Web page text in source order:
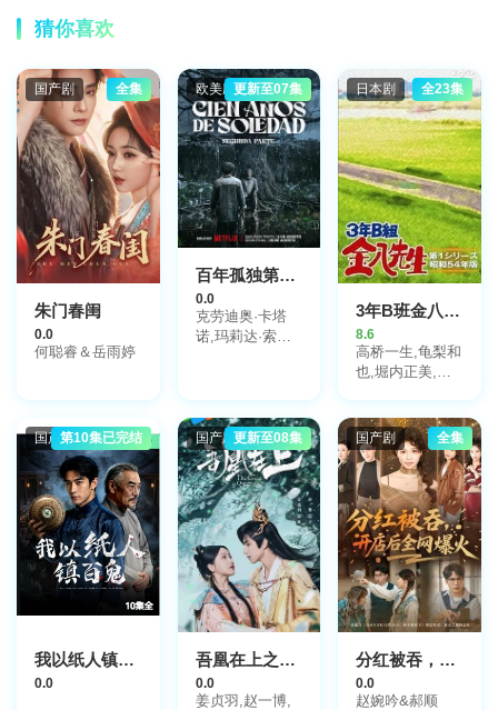
猜你喜欢
国产剧 全集
朱门春闺
0.0
何聪睿＆岳雨婷
欧美剧更新至07集
百年孤独第二季
0.0
克劳迪奥·卡塔
诺,玛莉达·索托,
耶斯,戴里斯·范·
格里肯,Rubén
Alberto Prado
Restrepo,Rashed
Estefenn,安立奎
·波维达,路易斯·
费尔南多·吉尔,
安吉拉·杜阿尔
特,Cecilia
Ramírez,Leonardo
Aldana De
Hoyos,Johanna
Angulo
日本剧 全23集
3年B班金八老师第5季
8.6
高桥一生,龟梨和
也,堀内正美,金
赏美津子,武田铁
矢,平野良
国产剧第10集已完结
我以纸人镇百鬼
0.0
国产剧更新至08集
吾凰在上之凤御四方
0.0
姜贞羽,赵一博,
国产剧 全集
分红被吞，开店后全网爆火
0.0
赵婉吟&郝顺